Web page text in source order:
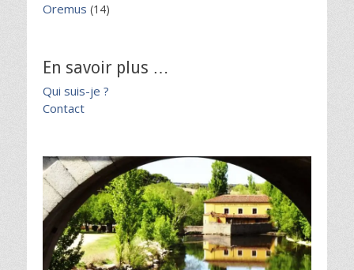
Oremus (14)
En savoir plus …
Qui suis-je ?
Contact